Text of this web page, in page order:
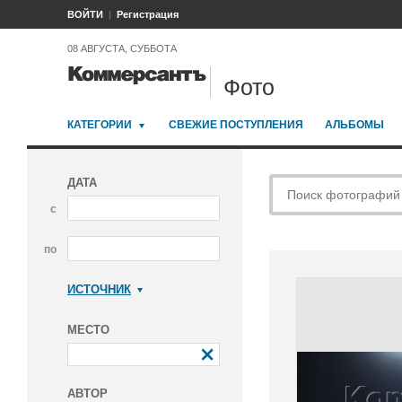
ВОЙТИ Регистрация
08 АВГУСТА, СУББОТА
Фото
КАТЕГОРИИ СВЕЖИЕ ПОСТУПЛЕНИЯ АЛЬБОМЫ
ДАТА
с
по
ИСТОЧНИК
МЕСТО
АВТОР